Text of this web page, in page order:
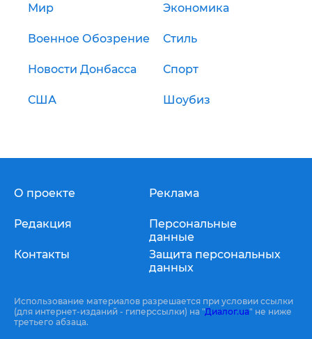
Мир Экономика
Военное Обозрение Стиль
Новости Донбасса Спорт
США Шоубиз
О проекте
Редакция
Контакты
Реклама
Персональные
данные
Защита персональных
данных
Использование материалов разрешается при условии ссылки
(для интернет-изданий - гиперссылки) на "Диалог.ua" не ниже
третьего абзаца.